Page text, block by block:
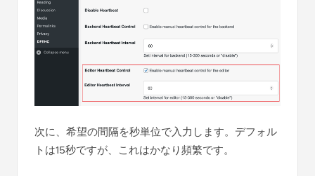
次に、希望の間隔を秒単位で入力します。デフォル
トは15秒ですが、これはかなり頻繁です。